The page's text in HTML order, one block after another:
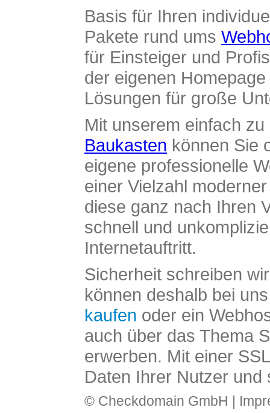
Basis für Ihren
Pakete rund ums
für Einsteiger und
der eigenen
Lösungen für große
Mit unserem einfach
Baukasten können Sie
eigene professionelle
einer Vielzahl
diese ganz nach Ihren
schnell und
Internetauftritt.
Sicherheit schreiben
können deshalb bei
kaufen oder ein
auch über das Thema
erwerben. Mit einer
Daten Ihrer Nutzer und
© Checkdomain GmbH |